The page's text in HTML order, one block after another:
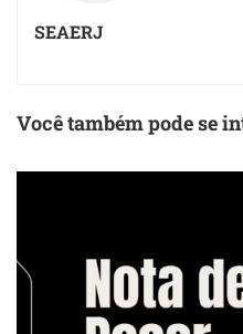
SEAERJ
Você também pode se